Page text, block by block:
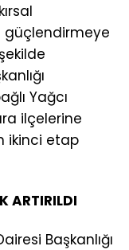
güçlendirmeye
Yağcı
ilçelerine
ikinci etap
ARTIRILDI
Başkanlığı